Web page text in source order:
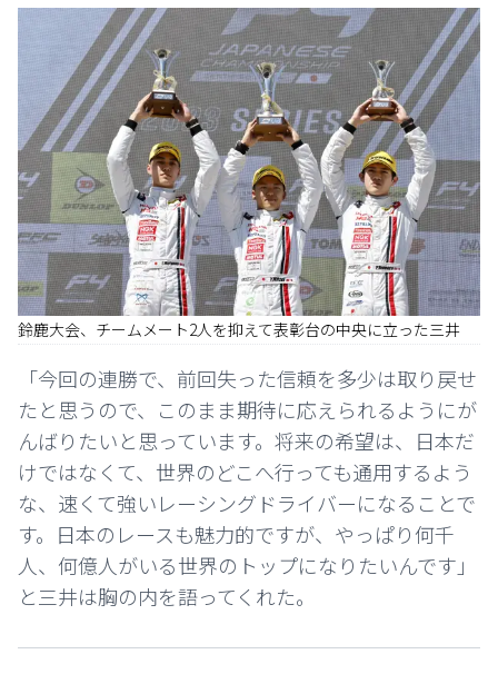
鈴鹿大会、チームメート2人を抑えて表彰台の中央に立った三井
「今回の連勝で、前回失った信頼を多少は取り戻せ
たと思うので、このまま期待に応えられるようにが
んばりたいと思っています。将来の希望は、日本だ
けではなくて、世界のどこへ行っても通用するよう
な、速くて強いレーシングドライバーになることで
す。日本のレースも魅力的ですが、やっぱり何千
人、何億人がいる世界のトップになりたいんです」
と三井は胸の内を語ってくれた。